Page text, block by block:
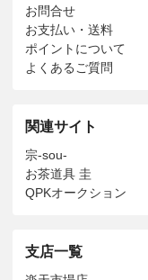
お問合せ
お支払い・送料
ポイントについて
よくあるご質問
関連サイト
宗-sou-
お茶道具 圭
QPKオークション
支店一覧